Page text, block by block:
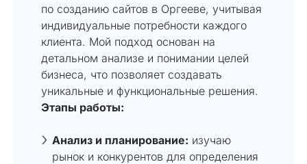
по созданию сайтов в Оргееве, учитывая
индивидуальные потребности каждого
клиента. Мой подход основан на
детальном анализе и понимании целей
бизнеса, что позволяет создавать
уникальные и функциональные решения.
Этапы работы:
Анализ и планирование: изучаю
рынок и конкурентов для определения